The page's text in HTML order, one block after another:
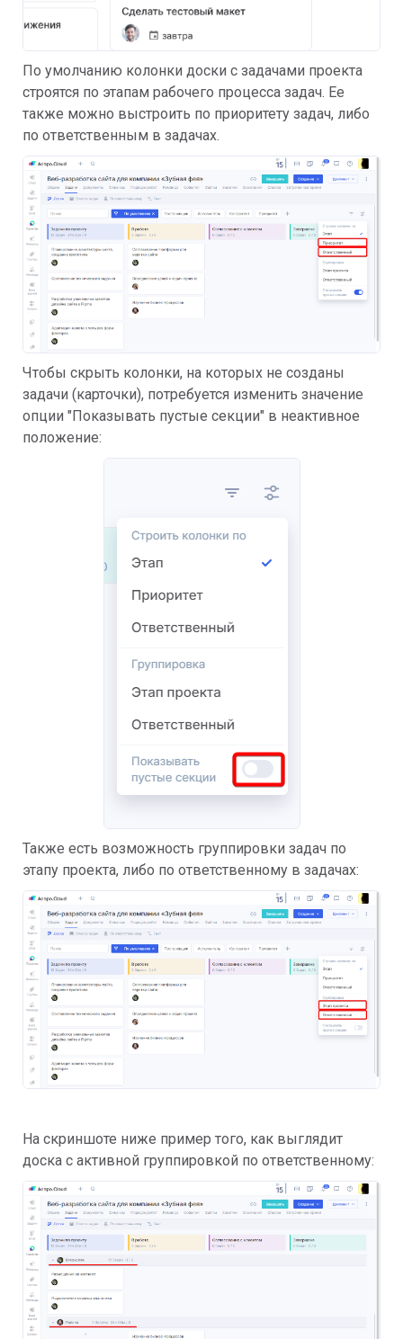
По умолчанию колонки доски с задачами проекта
строятся по этапам рабочего процесса задач. Ее
также можно выстроить по приоритету задач, либо
по ответственным в задачах.
Чтобы скрыть колонки, на которых не созданы
задачи (карточки), потребуется изменить значение
опции "Показывать пустые секции" в неактивное
положение:
Также есть возможность группировки задач по
этапу проекта, либо по ответственному в задачах:
На скриншоте ниже пример того, как выглядит
доска с активной группировкой по ответственному: